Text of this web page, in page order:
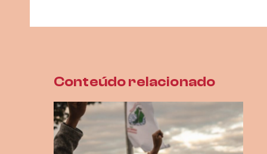
Conteúdo relacionado